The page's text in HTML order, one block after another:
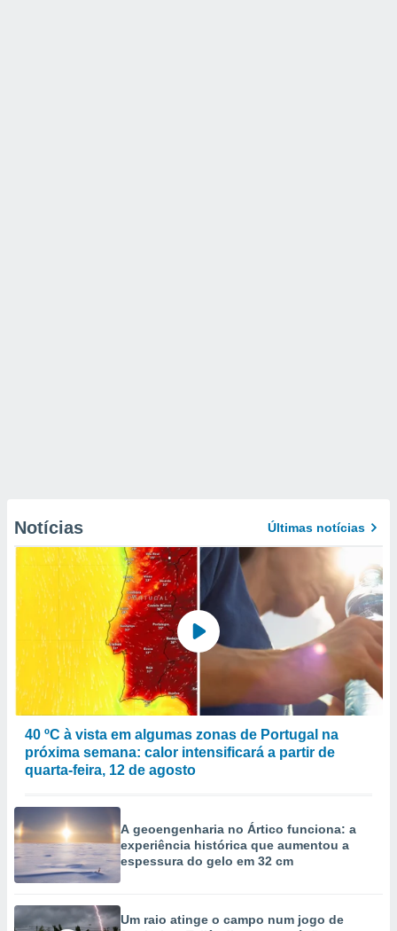
Notícias Últimas notícias
40 ºC à vista em algumas zonas de Portugal na
próxima semana: calor intensificará a partir de
quarta-feira, 12 de agosto
A geoengenharia no Ártico funciona: a
experiência histórica que aumentou a
espessura do gelo em 32 cm
Um raio atinge o campo num jogo de